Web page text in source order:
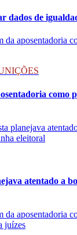
dados de
como
atentado a